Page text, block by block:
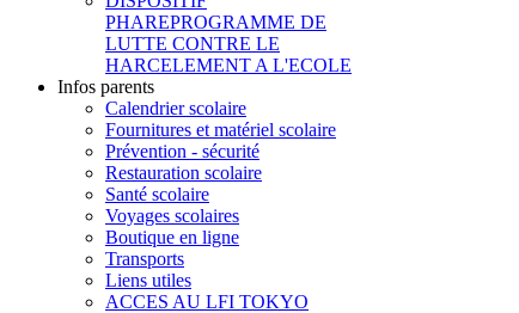
PHAREPROGRAMME DE
LUTTE CONTRE LE
HARCELEMENT A L'ECOLE
Infos parents
Calendrier scolaire
Fournitures et matériel scolaire
Prévention - sécurité
Restauration scolaire
Santé scolaire
Voyages scolaires
Boutique en ligne
Transports
Liens utiles
ACCES AU LFI TOKYO